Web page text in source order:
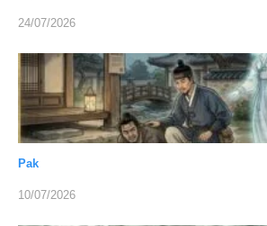
24/07/2026
Pak
10/07/2026